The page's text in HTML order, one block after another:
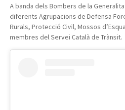
A banda dels Bombers de la
diferents Agrupacions de Defensa
Rurals, Protecció Civil, Mossos
membres del Servei Català de Trànsit.